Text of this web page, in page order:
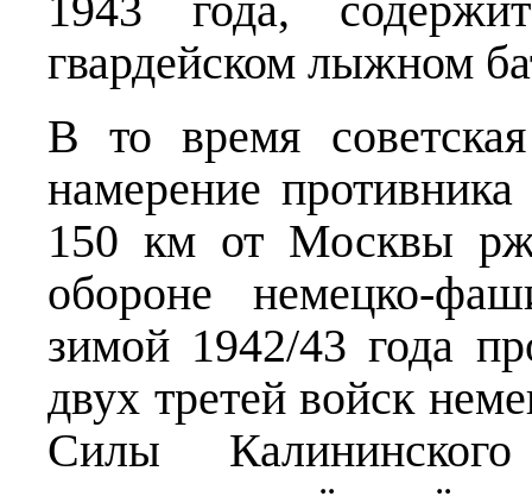
гвардейском лыжном
В то время
намерение
150 км от Москвы
обороне немецко-
зимой 1942/43 года
двух третей войск
Силы